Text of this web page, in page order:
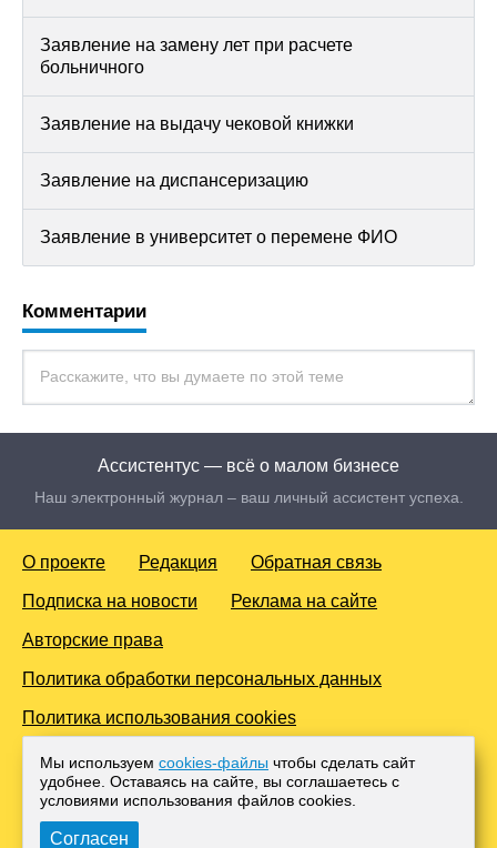
Заявление на замену лет при расчете
больничного
Заявление на выдачу чековой книжки
Заявление на диспансеризацию
Заявление в университет о перемене ФИО
Комментарии
Ассистентус — всё о малом бизнесе
Наш электронный журнал – ваш личный ассистент успеха.
О проекте Редакция Обратная связь
Подписка на новости Реклама на сайте
Авторские права
Политика обработки персональных данных
Политика использования cookies
© 2016-2026 Все права защищены. Для лиц старше 18 лет.
Любое копирование материалов и тиражирование в сети
Интернет, либо печатных изданиях без согласования с
Администрацией проекта, преследуется законом.
Мы используем cookies-файлы чтобы сделать сайт
удобнее. Оставаясь на сайте, вы соглашаетесь с
условиями использования файлов cооkies.
Согласен